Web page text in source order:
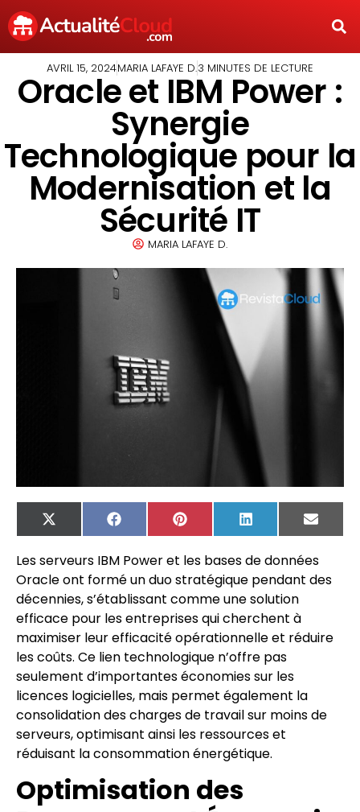
AVRIL 15, 2024MARIA LAFAYE D.3 MINUTES DE LECTURE
Oracle et IBM Power :
Synergie
Technologique pour la
Modernisation et la
Sécurité IT
MARIA LAFAYE D.
X
(Twitter)
FacebookPinterest LinkedIn
Email
Les serveurs IBM Power et les bases de données
Oracle ont formé un duo stratégique pendant des
décennies, s’établissant comme une solution
efficace pour les entreprises qui cherchent à
maximiser leur efficacité opérationnelle et réduire
les coûts. Ce lien technologique n’offre pas
seulement d’importantes économies sur les
licences logicielles, mais permet également la
consolidation des charges de travail sur moins de
serveurs, optimisant ainsi les ressources et
réduisant la consommation énergétique.
Optimisation des